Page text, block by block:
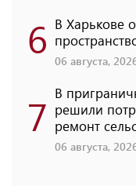
6 В Харькове
06 августа,
7 В
решили
ремонт
06 августа,